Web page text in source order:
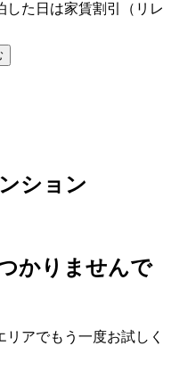
した日は家賃割引（リレ
ション
かりませんで
アでもう一度お試しく